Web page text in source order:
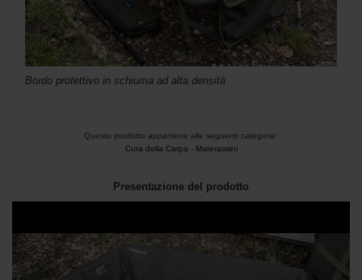
Bordo protettivo in schiuma ad alta densità
Questo prodotto appartiene alle seguenti categorie:
Cura della Carpa - Materassini
Presentazione del prodotto